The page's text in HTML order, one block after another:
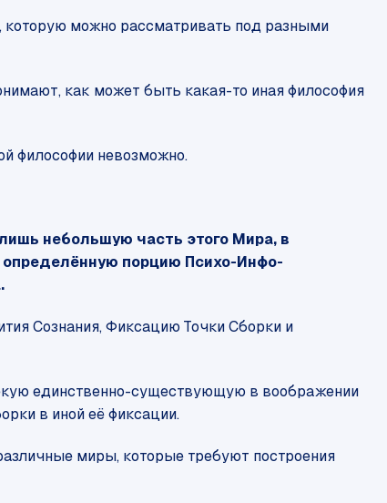
можно рассматривать под разными
как может быть какая-то иная философия
философии невозможно.
небольшую часть этого Мира, в
определённую порцию Психо-Инфо-
Сознания, Фиксацию Точки Сборки и
единственно-существующую в воображении
в иной её фиксации.
миры, которые требуют построения